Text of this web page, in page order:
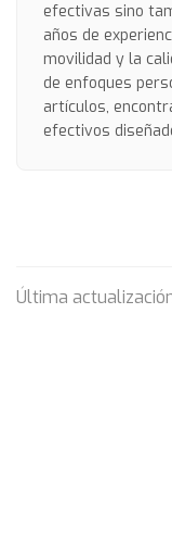
efectivas sino
años de
movilidad y la
de enfoques
artículos,
efectivos
Última